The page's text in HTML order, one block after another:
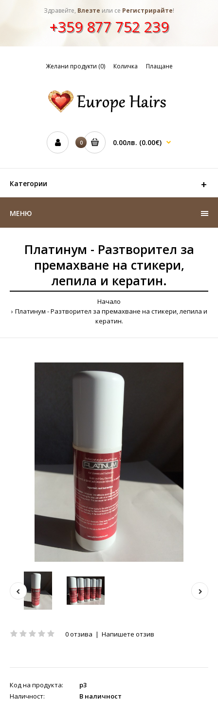
Здравейте, Влезте или се Регистрирайте!
+359 877 752 239
Желани продукти (0) Количка Плащане
0 0.00лв. (0.00€)
Категории
МЕНЮ
Платинум - Разтворител за
премахване на стикери,
лепила и кератин.
Начало
Платинум - Разтворител за премахване на стикери, лепила и
кератин.
0 отзива | Напишете отзив
Код на продукта:
p3
Наличност:
В наличност